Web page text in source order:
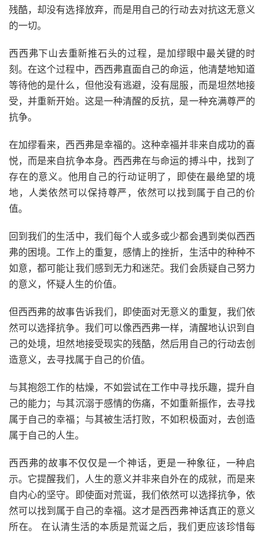
残酷，却没有选择放弃，而是用自己的行动去对抗这无意义
的一切。
西西弗下山去重新推石头的过程，是加缪眼中最关键的时
刻。在这个过程中，西西弗直面自己的命运，他清楚地知道
等待他的是什么，但他没有逃避，没有屈服，而是坦然地接
受，并重新开始。这是一种清醒的反抗，是一种充满尊严的
抗争。
在加缪看来，西西弗是幸福的。这种幸福并非来自成功的喜
悦，而是来自抗争本身。西西弗在与命运的搏斗中，找到了
存在的意义。他用自己的行动证明了，即使在最绝望的境
地，人类依然可以保持尊严，依然可以找到属于自己的价
值。
回到我们的生活中，我们每个人或多或少都会遇到类似西西
弗的困境。工作上的重复，感情上的挫折，生活中的种种不
如意，都可能让我们感到无力和迷茫。我们会质疑自己努力
的意义，怀疑人生的价值。
但西西弗的故事告诉我们，即使面对无意义的重复，我们依
然可以选择抗争。我们可以像西西弗一样，清醒地认识到自
己的处境，坦然地接受现实的残酷，然后用自己的行动去创
造意义，去寻找属于自己的价值。
与其抱怨工作的枯燥，不如尝试在工作中寻找乐趣，提升自
己的能力；与其沉溺于感情的伤痛，不如重新振作，去寻找
属于自己的幸福；与其被生活打败，不如积极面对，去创造
属于自己的人生。
西西弗的故事不仅仅是一个神话，更是一种象征，一种启
示。它提醒我们，人生的意义并非来自外在的成就，而是来
自内心的坚守。即使面对荒诞，我们依然可以选择抗争，依
然可以找到属于自己的幸福。这才是西西弗神话真正的意义
所在。 在认清生活的本质是荒诞之后，我们更应该珍惜每